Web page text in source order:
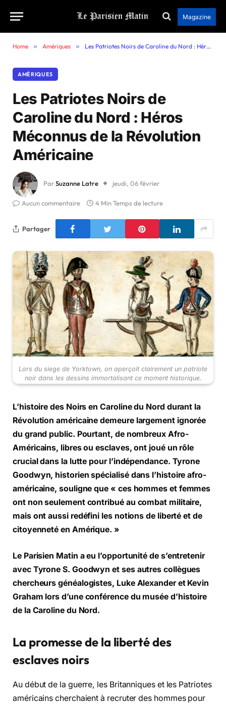
Magazine
Home » Amériques » Les Patriotes Noirs de Caroline du Nord : Héros Méconnus de la Révolution Américaine
AMÉRIQUES
Les Patriotes Noirs de
Caroline du Nord : Héros
Méconnus de la Révolution
Américaine
ParSuzanne Latre jeudi, 06 février
Aucun commentaire 4 Min Temps de lecture
Partager
Lors du siege de Yorktown, on aperçoit clairement un patriote
noir dans les dessins immortalisant ce moment historique.
L’histoire des Noirs en Caroline du Nord durant la
Révolution américaine demeure largement ignorée
du grand public. Pourtant, de nombreux Afro-
Américains, libres ou esclaves, ont joué un rôle
crucial dans la lutte pour l’indépendance. Tyrone
Goodwyn, historien spécialisé dans l’histoire afro-
américaine, souligne que « ces hommes et femmes
ont non seulement contribué au combat militaire,
mais ont aussi redéfini les notions de liberté et de
citoyenneté en Amérique. »
Le Parisien Matin a eu l’opportunité de s’entretenir
avec Tyrone S. Goodwyn et ses autres collègues
chercheurs généalogistes, Luke Alexander et Kevin
Graham lors d’une conférence du musée d’histoire
de la Caroline du Nord.
La promesse de la liberté des
esclaves noirs
Au début de la guerre, les Britanniques et les Patriotes
américains cherchaient à recruter des hommes pour